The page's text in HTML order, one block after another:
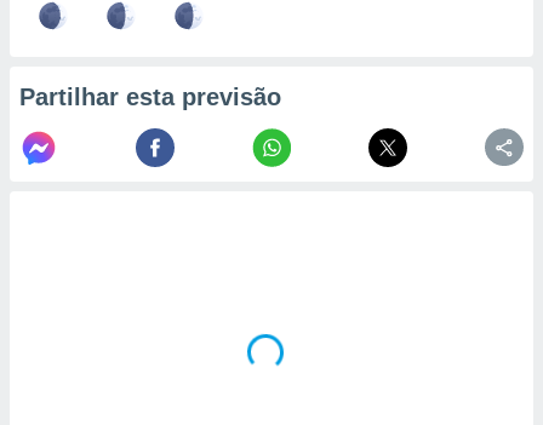
Partilhar esta previsão